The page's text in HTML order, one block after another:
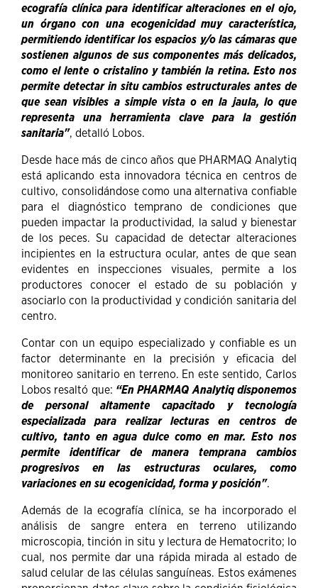
ecografía clínica para identificar alteraciones en el ojo,
un órgano con una ecogenicidad muy característica,
permitiendo identificar los espacios y/o las cámaras que
sostienen algunos de sus componentes más delicados,
como el lente o cristalino y también la retina. Esto nos
permite detectar in situ cambios estructurales antes de
que sean visibles a simple vista o en la jaula, lo que
representa una herramienta clave para la gestión
sanitaria", detalló Lobos.
Desde hace más de cinco años que PHARMAQ Analytiq
está aplicando esta innovadora técnica en centros de
cultivo, consolidándose como una alternativa confiable
para el diagnóstico temprano de condiciones que
pueden impactar la productividad, la salud y bienestar
de los peces. Su capacidad de detectar alteraciones
incipientes en la estructura ocular, antes de que sean
evidentes en inspecciones visuales, permite a los
productores conocer el estado de su población y
asociarlo con la productividad y condición sanitaria del
centro.
Contar con un equipo especializado y confiable es un
factor determinante en la precisión y eficacia del
monitoreo sanitario en terreno. En este sentido, Carlos
Lobos resaltó que: “En PHARMAQ Analytiq disponemos
de personal altamente capacitado y tecnología
especializada para realizar lecturas en centros de
cultivo, tanto en agua dulce como en mar. Esto nos
permite identificar de manera temprana cambios
progresivos en las estructuras oculares, como
variaciones en su ecogenicidad, forma y posición".
Además de la ecografía clínica, se ha incorporado el
análisis de sangre entera en terreno utilizando
microscopia, tinción in situ y lectura de Hematocrito; lo
cual, nos permite dar una rápida mirada al estado de
salud celular de las células sanguíneas. Estos exámenes